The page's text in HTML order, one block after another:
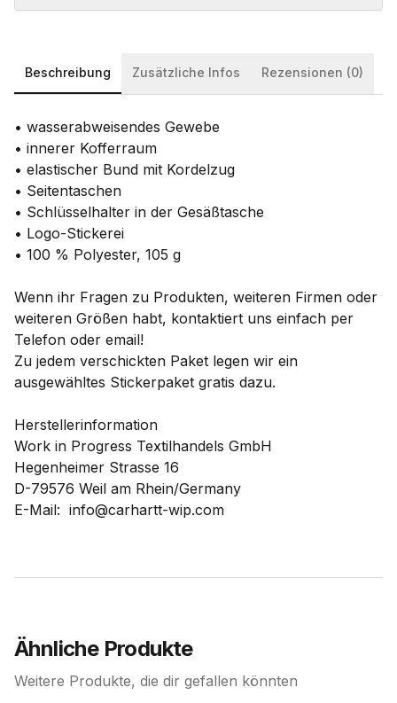
Beschreibung Zusätzliche Infos Rezensionen (0)
• wasserabweisendes Gewebe
• innerer Kofferraum
• elastischer Bund mit Kordelzug
• Seitentaschen
• Schlüsselhalter in der Gesäßtasche
• Logo-Stickerei
• 100 % Polyester, 105 g
Wenn ihr Fragen zu Produkten, weiteren Firmen oder
weiteren Größen habt, kontaktiert uns einfach per
Telefon oder email!
Zu jedem verschickten Paket legen wir ein
ausgewähltes Stickerpaket gratis dazu.
Herstellerinformation
Work in Progress Textilhandels GmbH
Hegenheimer Strasse 16
D-79576 Weil am Rhein/Germany
E-Mail: info@carhartt-wip.com
Ähnliche Produkte
Weitere Produkte, die dir gefallen könnten